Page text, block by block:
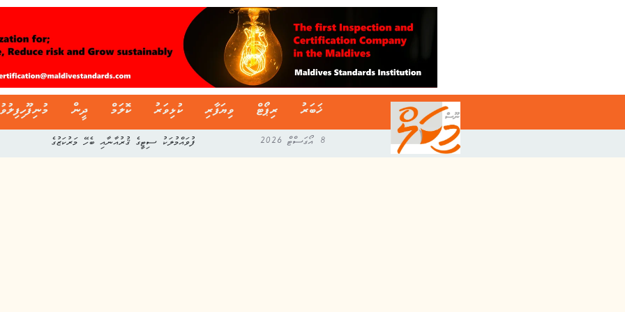
ޚަބަރު ރިޕޯޓް ވިޔަފާރި ކުޅިވަރު ކޮލަމް ދީން
8 އޯގަސްޓް 2026 ދިވެހި ސާފިން ލީގުގެ މިއަހަރުގެ ފުރަތަމަ